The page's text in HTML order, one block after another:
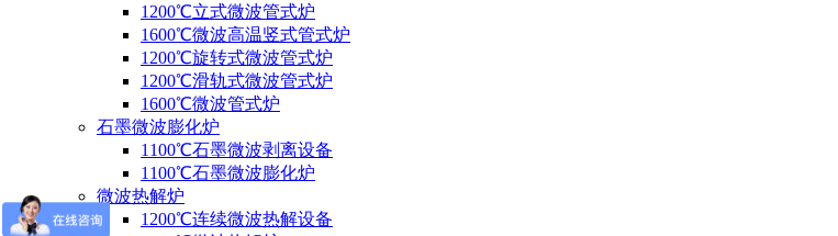
1200℃立式微波管式炉
1600℃微波高温竖式管式炉
1200℃旋转式微波管式炉
1200℃滑轨式微波管式炉
1600℃微波管式炉
石墨微波膨化炉
1100℃石墨微波剥离设备
1100℃石墨微波膨化炉
微波热解炉
1200℃连续微波热解设备